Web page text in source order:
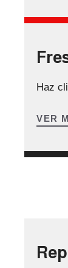
Haz
VER